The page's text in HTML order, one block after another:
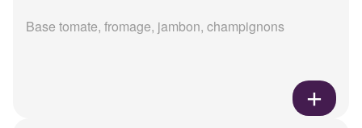
Base tomate, fromage, jambon, champignons